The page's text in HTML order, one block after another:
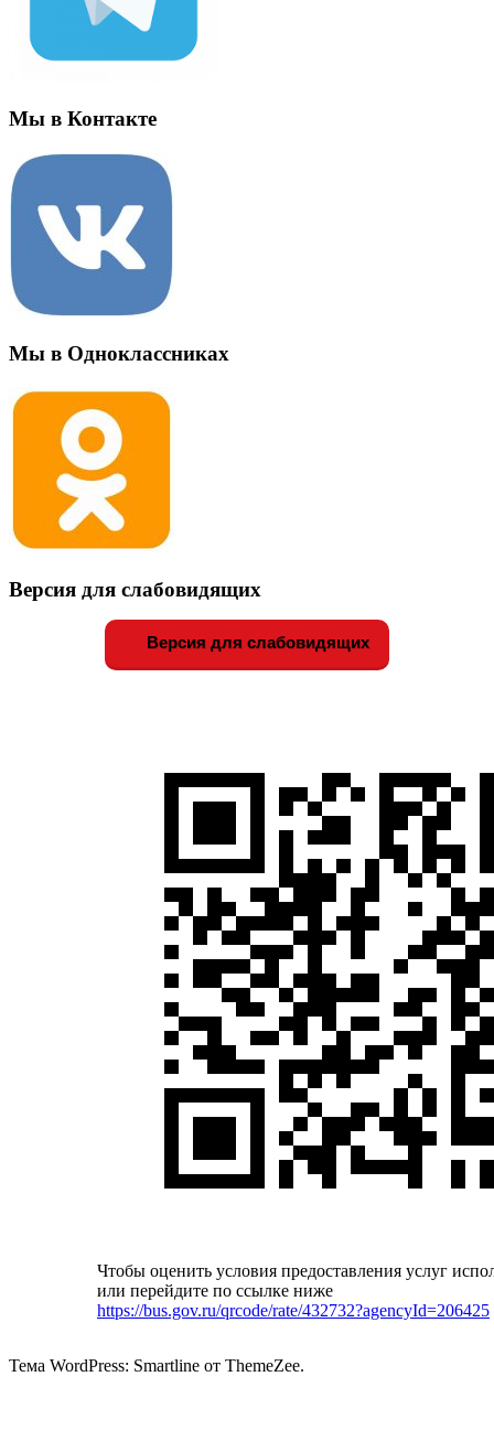
Мы в Контакте
Мы в Одноклассниках
Версия для слабовидящих
Версия для слабовидящих
Чтобы оценить условия предоставления услуг
или перейдите по ссылке ниже
https://bus.gov.ru/qrcode/rate/432732?agencyId=206425
Тема WordPress: Smartline от ThemeZee.